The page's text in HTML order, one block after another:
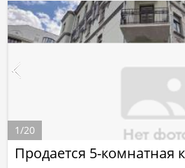
Продается 5-комнатная
1/20